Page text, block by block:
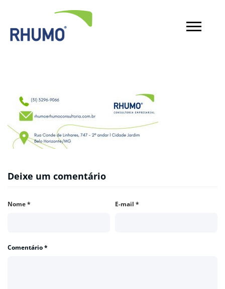
Deixe um comentário
Nome* E-mail *
Comentário*